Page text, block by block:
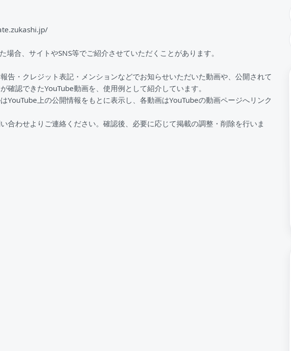
合、サイトやSNS等でご紹介させていただくことがあります。
告・クレジット表記・メンションなどでお知らせいただいた動画や、公開されて
確認できたYouTube動画を、使用例として紹介しています。
YouTube上の公開情報をもとに表示し、各動画はYouTubeの動画ページへリンク
合わせよりご連絡ください。確認後、必要に応じて掲載の調整・削除を行いま